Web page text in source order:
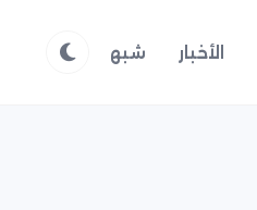
الأخبار شبهات وردود